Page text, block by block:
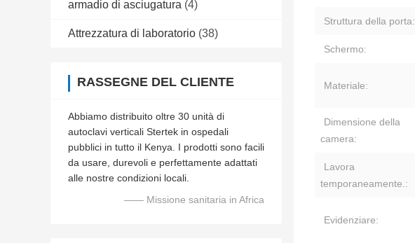
armadio di asciugatura (4)
Attrezzatura di laboratorio (38)
RASSEGNE DEL CLIENTE
Abbiamo distribuito oltre 30 unità di
autoclavi verticali Stertek in ospedali
pubblici in tutto il Kenya. I prodotti sono facili
da usare, durevoli e perfettamente adattati
alle nostre condizioni locali.
—— Missione sanitaria in Africa
Struttura della porta:
Schermo:
Materiale:
Dimensione della
camera:
Lavora
temporaneamente.:
Evidenziare: